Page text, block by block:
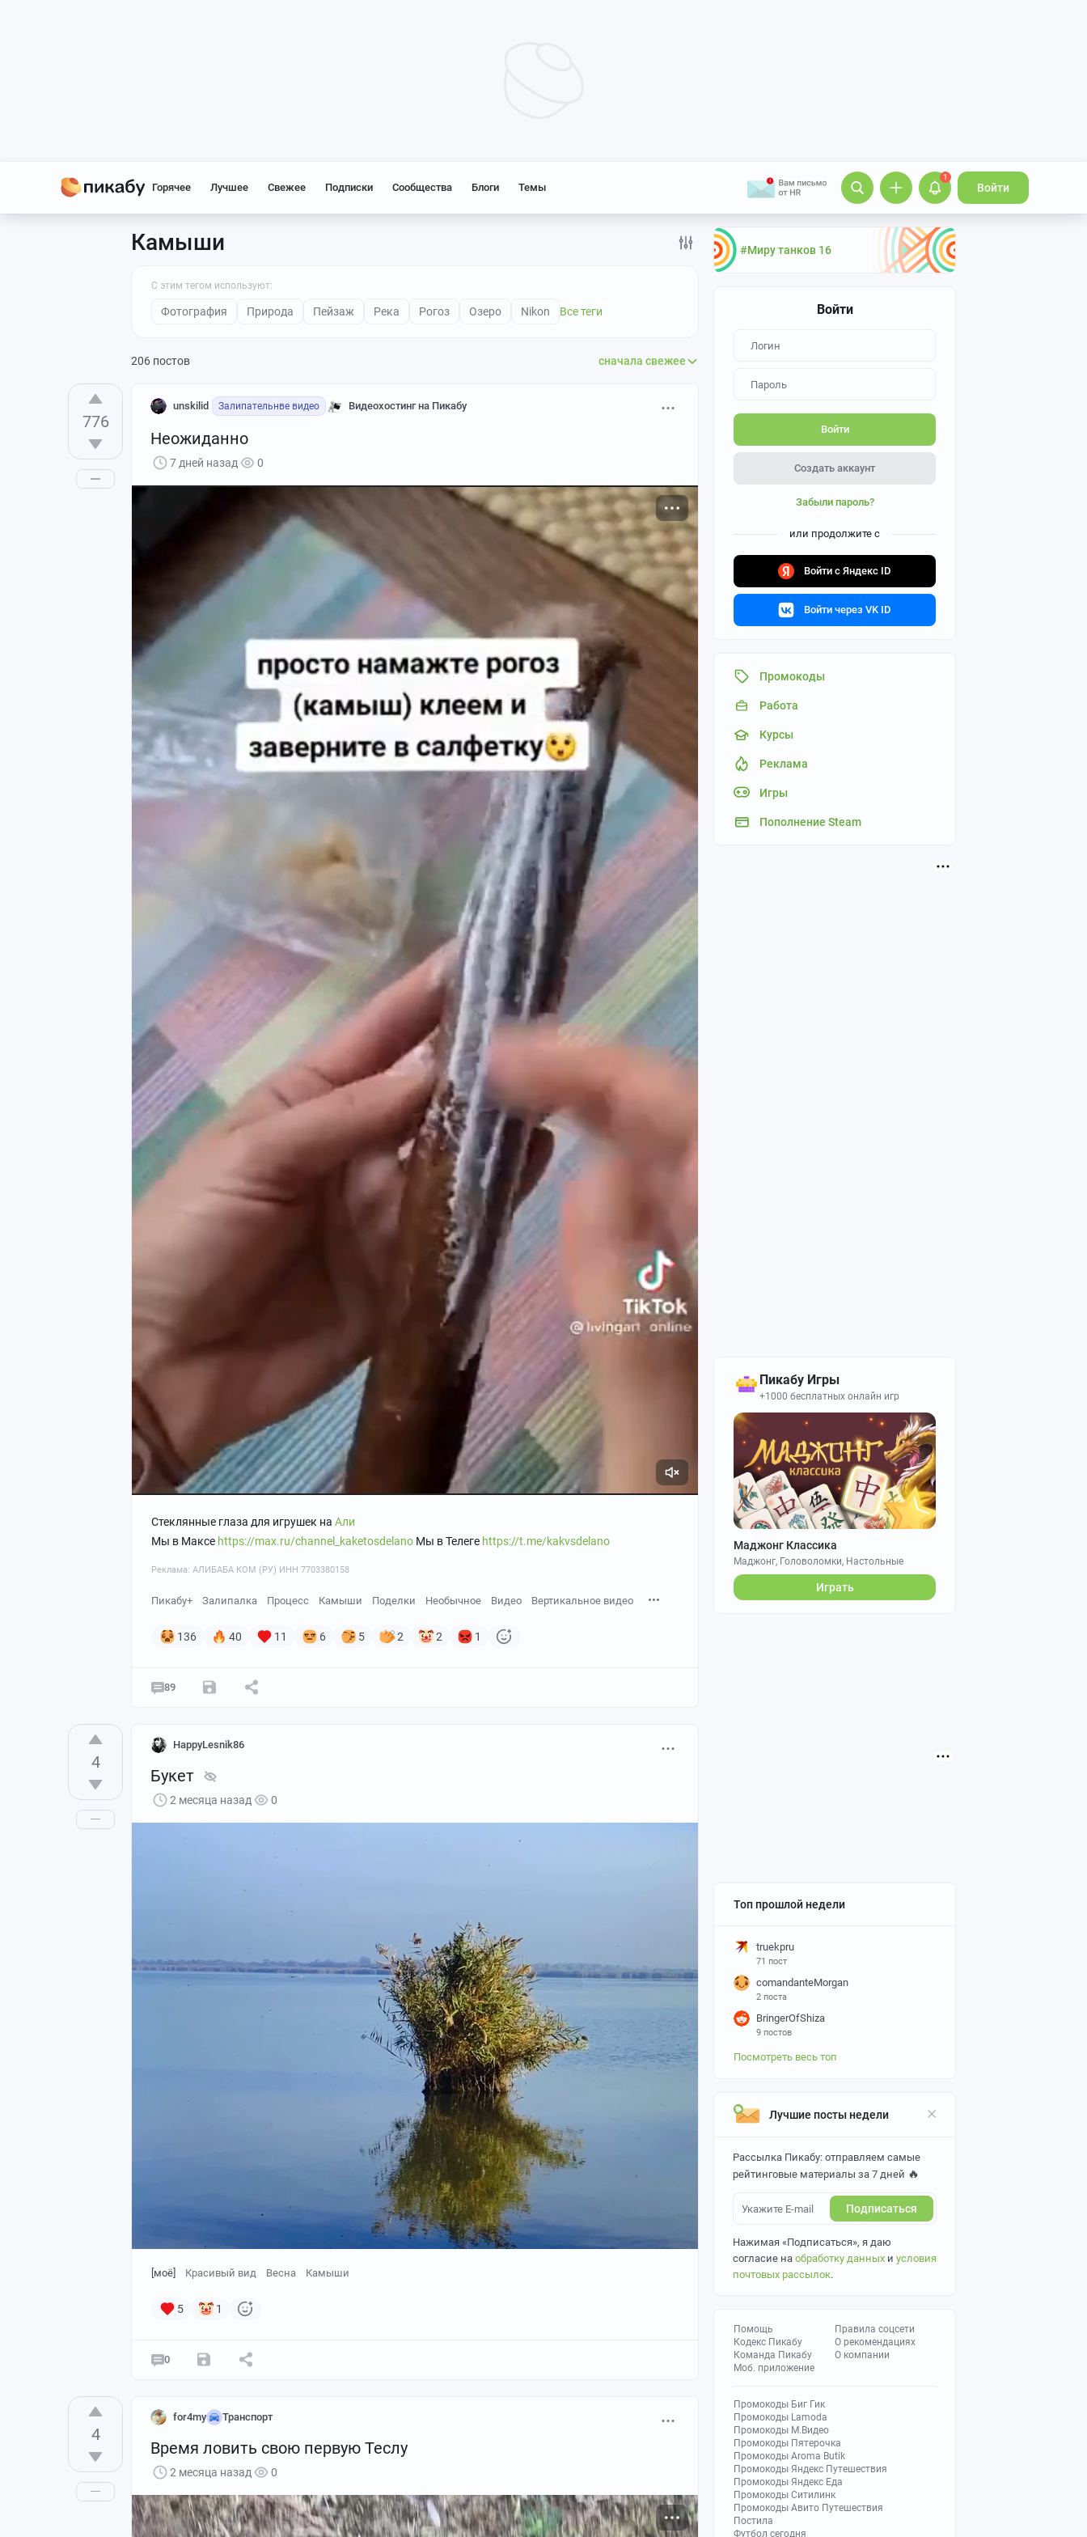
Горячее Лучшее Свежее Подписки Сообщества Блоги Темы
1
Войти
#Миру танков 16
Войти
Войти
Создать аккаунт
Забыли пароль?
или продолжите с
Войти с Яндекс ID
Войти через VK ID
Промокоды
Работа
Курсы
Реклама
Игры
Пополнение Steam
Пикабу Игры
+1000 бесплатных онлайн игр
Маджонг Классика
Маджонг, Головоломки, Настольные
Играть
Топ прошлой недели
truekpru
71 пост
comandanteMorgan
2 поста
BringerOfShiza
9 постов
Посмотреть весь топ
Лучшие посты недели
Рассылка Пикабу: отправляем самые
рейтинговые материалы за 7 дней 🔥
Подписаться
Нажимая «Подписаться», я даю
согласие на обработку данных и условия
почтовых рассылок.
Помощь
Кодекс Пикабу
Команда Пикабу
Моб. приложение
Правила соцсети
О рекомендациях
О компании
Промокоды Биг Гик
Промокоды Lamoda
Промокоды М.Видео
Промокоды Пятерочка
Промокоды Aroma Butik
Промокоды Яндекс Путешествия
Промокоды Яндекс Еда
Промокоды Ситилинк
Промокоды Авито Путешествия
Постила
Футбол сегодня
Камыши
С этим тегом используют:
Фотография Природа Пейзаж Река Рогоз Озеро Nikon Все теги
206 постов сначала свежее
776
unskilid Залипательнве видео Видеохостинг на Пикабу
Неожиданно
7 дней назад 0
Стеклянные глаза для игрушек на Али
Мы в Максе https://max.ru/channel_kaketosdelano Мы в Телеге https://t.me/kakvsdelano
Реклама: АЛИБАБА КОМ (РУ) ИНН 7703380158
Пикабу+ Залипалка Процесс Камыши Поделки Необычное Видео Вертикальное видео
136 40 11 6 5 2 2 1
89
4
HappyLesnik86
Букет
2 месяца назад 0
[моё] Красивый вид Весна Камыши
5 1
0
4
for4my Транспорт
Время ловить свою первую Теслу
2 месяца назад 0